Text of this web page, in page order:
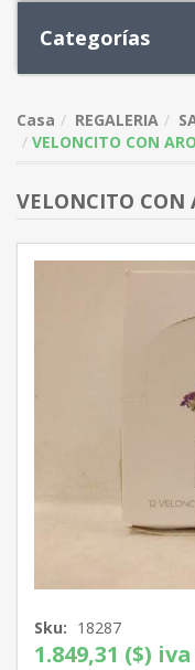
Categorías
Casa REGALERIA
VELONCITO CON
VELONCITO CON
Sku: 18287
1.849,31 ($)